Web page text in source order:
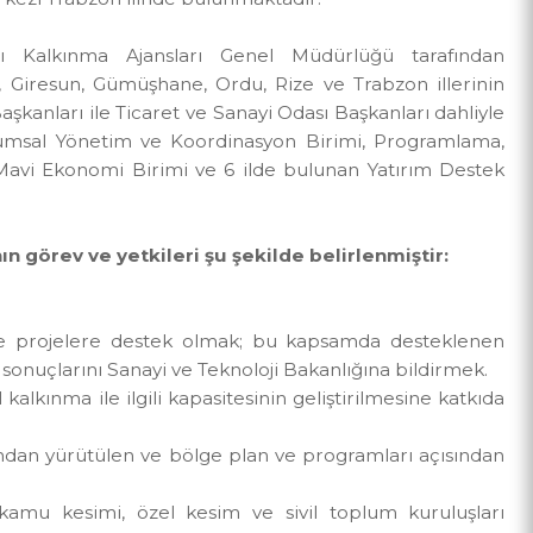
Kalkınma Ajansları Genel Müdürlüğü
Giresun, Gümüşhane, Ordu, Rize ve Trabzon
Başkanları ile Ticaret ve Sanayi Odası Başkanları
Kurumsal Yönetim ve Koordinasyon Birimi,
ve projelere destek olmak; bu kapsamda
sonuçlarını Sanayi ve Teknoloji Bakanlığına
kalkınma ile ilgili kapasitesinin geliştirilmesine
yürütülen ve bölge plan ve programları